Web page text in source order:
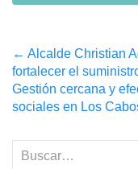
Post
navigation
← Alcalde Christian
fortalecer el
Gestión cercana y
sociales en Los